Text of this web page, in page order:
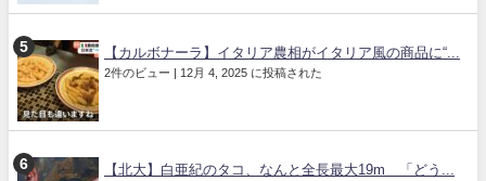
【カルボナーラ】イタリア農相がイタリア風の商品に“...
2件のビュー | 12月 4, 2025 に投稿された
【北大】白亜紀のタコ、なんと全長最大19m 「どう...